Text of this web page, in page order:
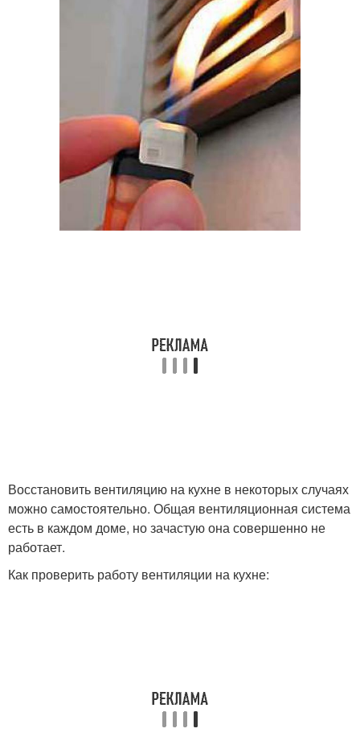
Восстановить вентиляцию на кухне в некоторых случаях
можно самостоятельно. Общая вентиляционная система
есть в каждом доме, но зачастую она совершенно не
работает.
Как проверить работу вентиляции на кухне: